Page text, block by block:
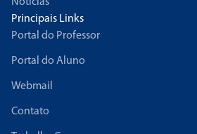
Principais Links
Portal do Professor
Portal do Aluno
Webmail
Contato